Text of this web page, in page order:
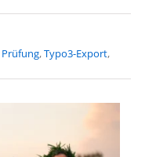
Prüfung,Typo3-Export,